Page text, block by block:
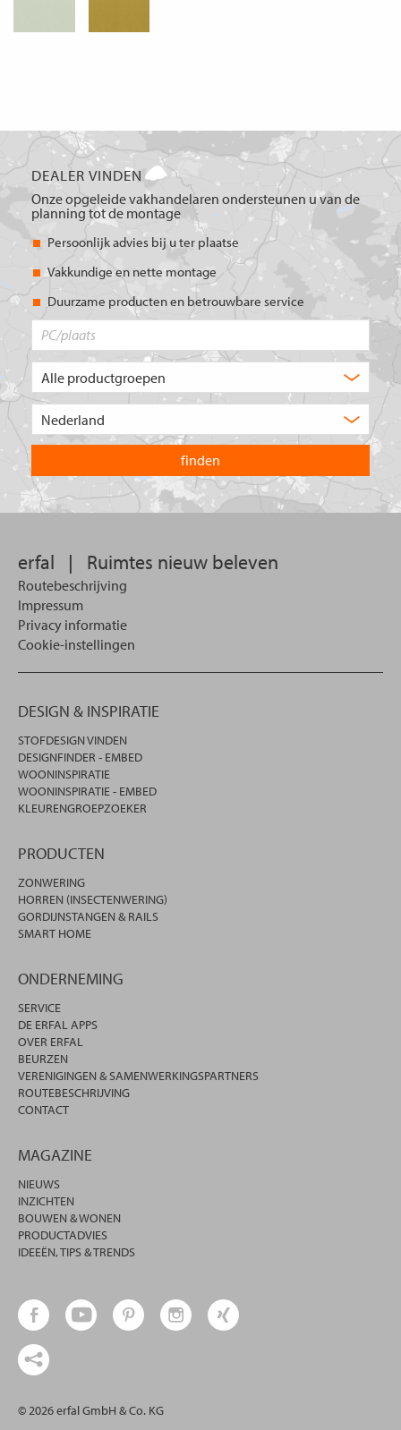
DEALER VINDEN
Onze opgeleide vakhandelaren ondersteunen u van de
planning tot de montage
Persoonlijk advies bij u ter plaatse
Vakkundige en nette montage
Duurzame producten en betrouwbare service
product
u?
land
waarin
u
wilt
zoeken.
erfal | Ruimtes nieuw beleven
Routebeschrijving
Impressum
Privacy informatie
Cookie-instellingen
DESIGN & INSPIRATIE
STOFDESIGN VINDEN
DESIGNFINDER - EMBED
WOONINSPIRATIE
WOONINSPIRATIE - EMBED
KLEURENGROEPZOEKER
PRODUCTEN
ZONWERING
HORREN (INSECTENWERING)
GORDIJNSTANGEN & RAILS
SMART HOME
ONDERNEMING
SERVICE
DE ERFAL APPS
OVER ERFAL
BEURZEN
VERENIGINGEN & SAMENWERKINGSPARTNERS
ROUTEBESCHRIJVING
CONTACT
MAGAZINE
NIEUWS
INZICHTEN
BOUWEN & WONEN
PRODUCTADVIES
IDEEËN, TIPS & TRENDS
© 2026 erfal GmbH & Co. KG